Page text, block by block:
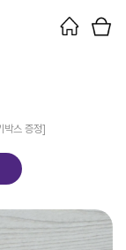
스 증정]